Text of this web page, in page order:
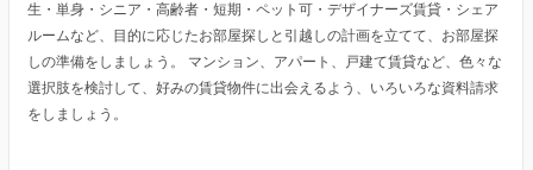
生・単身・シニア・高齢者・短期・ペット可・デザイナーズ賃貸・シェア
ルームなど、目的に応じたお部屋探しと引越しの計画を立てて、お部屋探
しの準備をしましょう。 マンション、アパート、戸建て賃貸など、色々な
選択肢を検討して、好みの賃貸物件に出会えるよう、いろいろな資料請求
をしましょう。